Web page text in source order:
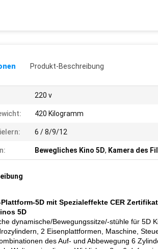
Produkt-Beschreibung
220 v
420 Kilogramm
6 / 8/9/12
Bewegliches Kino 5D, Kamera des
5D mit Spezialeffekte CER Zertifikat
5D
dynamische/Bewegungssitze/-stühle für 5D
2 Eisenplattformen, Maschine,
des Auf- und Abbewegung 6